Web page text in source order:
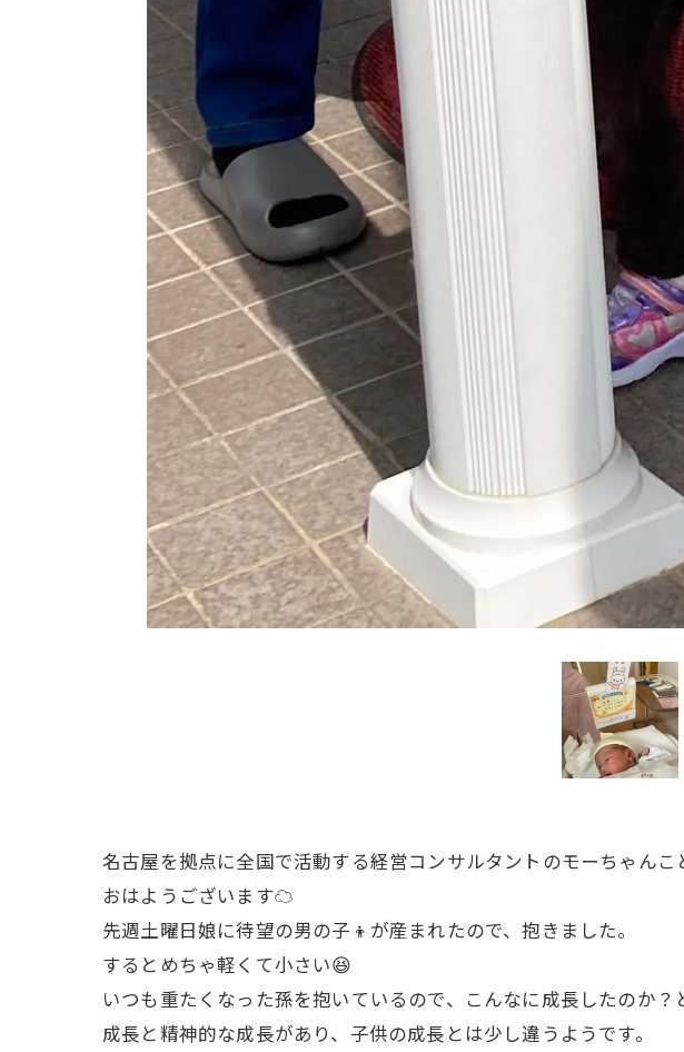
名古屋を拠点に全国で活動する経営コンサルタントのモーちゃん
おはようございます☁️
先週土曜日娘に待望の男の子👦が産まれたので、抱きました。
するとめちゃ軽くて小さい😆
いつも重たくなった孫を抱いているので、こんなに成長したのか
成長と精神的な成長があり、子供の成長とは少し違うようです。